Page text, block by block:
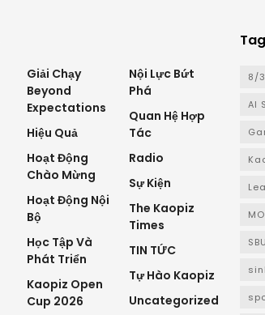
Giải Chạy
Beyond
Expectations
Hiệu Quả
Hoạt Động
Chào Mừng
Hoạt Động Nội
Bộ
Học Tập Và
Phát Triển
Kaopiz Open
Cup 2026
Nội Lực Bứt
Phá
Quan Hệ Hợp
Tác
Radio
Sự Kiện
The Kaopiz
Times
TIN TỨC
Tự Hào Kaopiz
Uncategorized
8/3
AI